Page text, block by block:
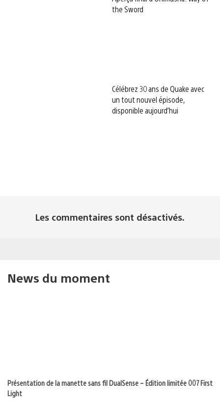
the Sword
Célébrez 30 ans de Quake avec
un tout nouvel épisode,
disponible aujourd’hui
Les commentaires sont désactivés.
News du moment
Présentation de la manette sans fil DualSense – Édition limitée 007 First
Light